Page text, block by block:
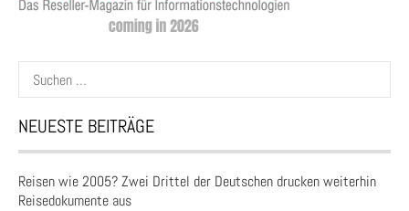
Suchen
nach:
NEUESTE BEITRÄGE
Reisen wie 2005? Zwei Drittel der Deutschen drucken weiterhin
Reisedokumente aus